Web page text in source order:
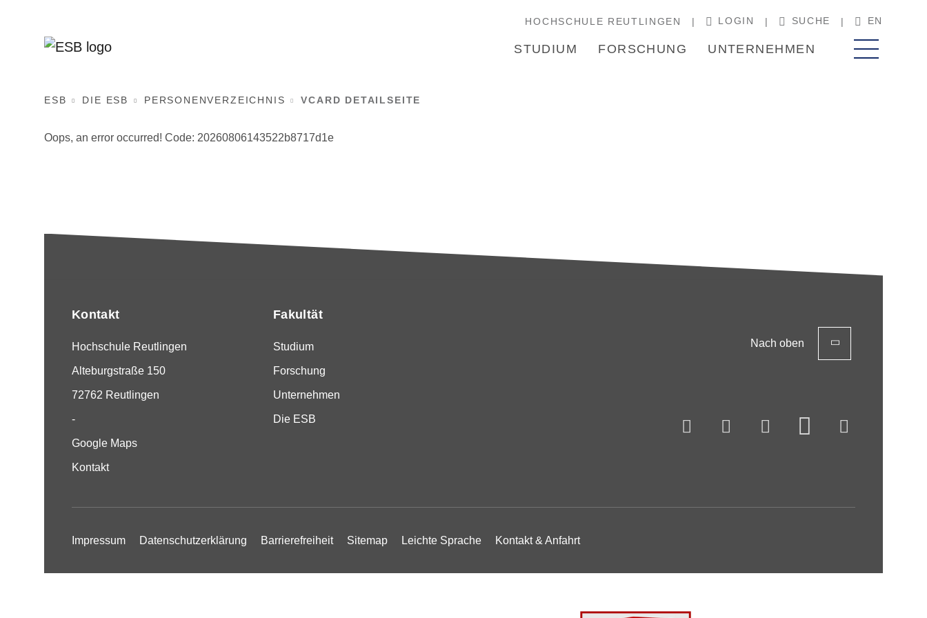
HOCHSCHULE REUTLINGEN LOGIN SUCHE EN
STUDIUM FORSCHUNG UNTERNEHMEN
ESB DIE ESB PERSONENVERZEICHNIS VCARD DETAILSEITE
Oops, an error occurred! Code: 20260806143522b8717d1e
Nach oben
Kontakt
Hochschule Reutlingen
Alteburgstraße 150
72762 Reutlingen
-
Google Maps
Kontakt
Fakultät
Studium
Forschung
Unternehmen
Die ESB
Impressum Datenschutzerklärung Barrierefreiheit Sitemap Leichte Sprache Kontakt & Anfahrt